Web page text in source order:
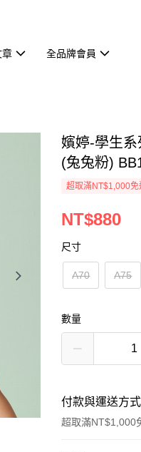
章 全品牌會員
嬪婷-學生
(兔兔粉)
超取滿NT$1,000免
NT$880
尺寸
A70 A75
數量
付款與運送方式
超取滿NT$1,000